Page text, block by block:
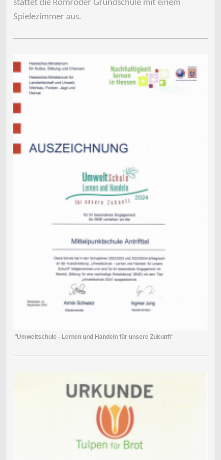
stattet die Romröder Grundschule mit einem
Spielezimmer aus.
"Umweltschule - Lernen und Handeln für unsere Zukunft"